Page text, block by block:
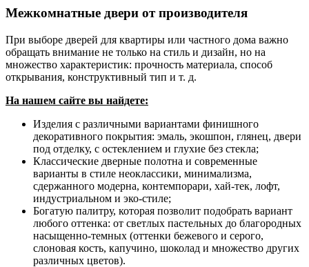
Межкомнатные двери от производителя
При выборе дверей для квартиры или частного дома важно
обращать внимание не только на стиль и дизайн, но на
множество характеристик: прочность материала, способ
открывания, конструктивный тип и т. д.
На нашем сайте вы найдете:
Изделия с различными вариантами финишного
декоративного покрытия: эмаль, экошпон, глянец, двери
под отделку, с остеклением и глухие без стекла;
Классические дверные полотна и современные
варианты в стиле неоклассики, минимализма,
сдержанного модерна, контемпорари, хай-тек, лофт,
индустриальном и эко-стиле;
Богатую палитру, которая позволит подобрать вариант
любого оттенка: от светлых пастельных до благородных
насыщенно-темных (оттенки бежевого и серого,
слоновая кость, капучино, шоколад и множество других
различных цветов).